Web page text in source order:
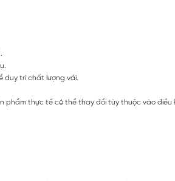
duy trì chất lượng vải.
phẩm thực tế có thể thay đổi tùy thuộc vào điều